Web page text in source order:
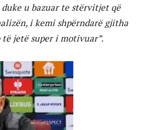
u bazuar te stërvitjet që
i kemi shpërndarë gjitha
jetë super i motivuar”.